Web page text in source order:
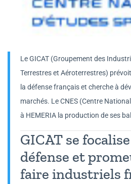
Le GICAT (Groupement des
Terrestres et Aéroterrestres)
la défense français et cherche à
marchés. Le CNES (Centre
à HEMERIA la production de ses
GICAT se
défense et
faire industriels